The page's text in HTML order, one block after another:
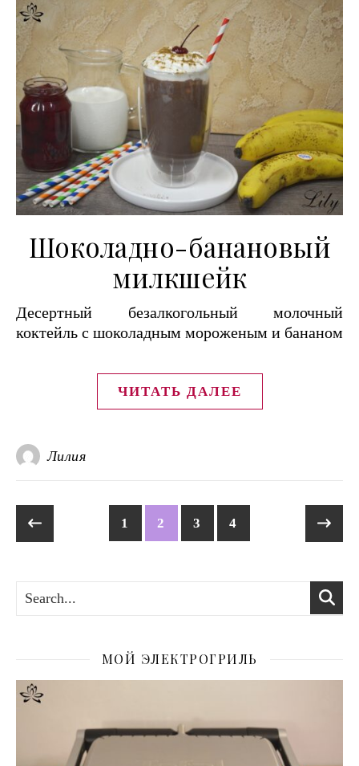
Шоколадно-банановый
милкшейк
Десертный безалкогольный молочный
коктейль с шоколадным мороженым и бананом
ЧИТАТЬ ДАЛЕЕ
Лилия
1 2 3 4
МОЙ ЭЛЕКТРОГРИЛЬ